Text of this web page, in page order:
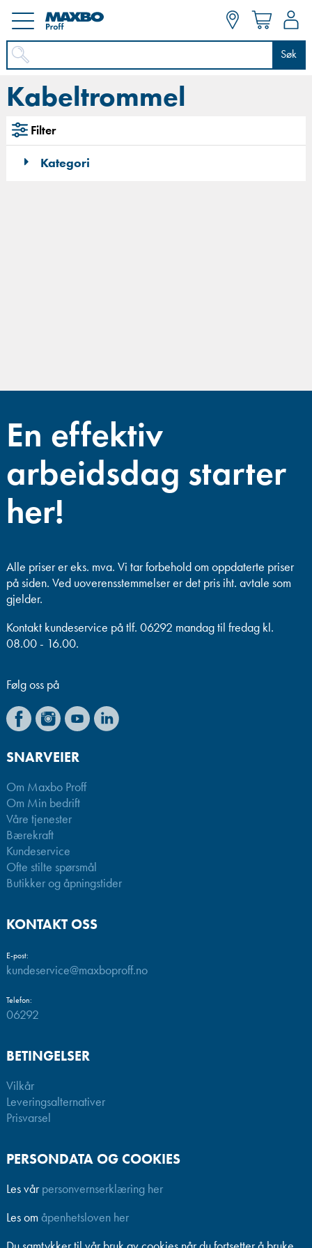
Søk
Kabeltrommel
Filter
Kategori
En effektiv
arbeidsdag starter
her!
Alle priser er eks. mva. Vi tar forbehold om oppdaterte priser
på siden. Ved uoverensstemmelser er det pris iht. avtale som
gjelder.
Kontakt kundeservice på tlf. 06292 mandag til fredag kl.
08.00 - 16.00.
Følg oss på
SNARVEIER
Om Maxbo Proff
Om Min bedrift
Våre tjenester
Bærekraft
Kundeservice
Ofte stilte spørsmål
Butikker og åpningstider
KONTAKT OSS
E-post:
kundeservice@maxboproff.no
Telefon:
06292
BETINGELSER
Vilkår
Leveringsalternativer
Prisvarsel
PERSONDATA OG COOKIES
Les vår personvernserklæring her
Les om åpenhetsloven her